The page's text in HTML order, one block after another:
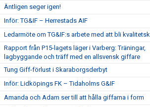
Äntligen seger igen!
Inför: TG&IF – Herrestads AIF
Ledarmöte om TG&IF:s arbete med att bli
Rapport från P15-lagets läger i Varberg: Träningar,
lagbyggande och träff med en allsvensk giffare
Tung Giff-förlust i Skaraborgsderbyt
Inför: Lidköpings FK – Tidaholms G&IF
Amanda och Adam ser till att hålla giffarna i form